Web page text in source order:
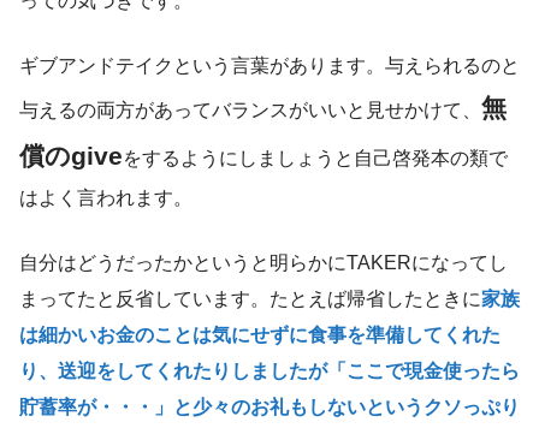
ギブアンドテイクという言葉があります。与えられるのと
与えるの両方があってバランスがいいと見せかけて、 無
償のgiveをするようにしましょうと自己啓発本の類で
はよく言われます。
自分はどうだったかというと明らかにTAKERになってし
まってたと反省しています。たとえば帰省したときに家族
は細かいお金のことは気にせずに食事を準備してくれた
り、送迎をしてくれたりしましたが「ここで現金使ったら
貯蓄率が・・・」と少々のお礼もしないというクソっぷり